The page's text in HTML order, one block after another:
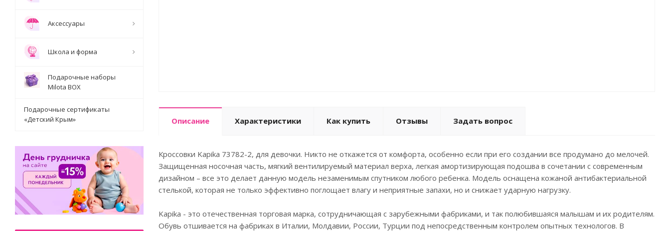
Описание Характеристики Как купить Отзывы Задать вопрос
Кроссовки Kapika 73782-2, для девочки. Никто не откажется от комфорта, особенно если при его создании все продумано до мелочей.
Защищенная носочная часть, мягкий вентилируемый материал верха, легкая амортизирующая подошва в сочетании с современным
дизайном – все это делает данную модель незаменимым спутником любого ребенка. Модель оснащена кожаной антибактериальной
стелькой, которая не только эффективно поглощает влагу и неприятные запахи, но и снижает ударную нагрузку.
Kapika - это отечественная торговая марка, сотрудничающая с зарубежными фабриками, и так полюбившаяся малышам и их родителям.
Обувь отшивается на фабриках в Италии, Молдавии, России, Турции под непосредственным контролем опытных технологов. В
Аксессуары
Школа и форма
Подарочные наборы
Milota BOX
Подарочные сертификаты
«Детский Крым»